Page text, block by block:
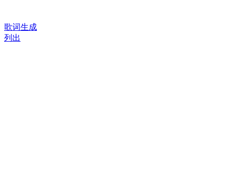
歌词生成
列出